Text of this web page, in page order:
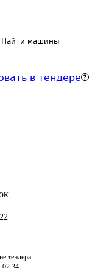
Найти машины
в тендере
тендера